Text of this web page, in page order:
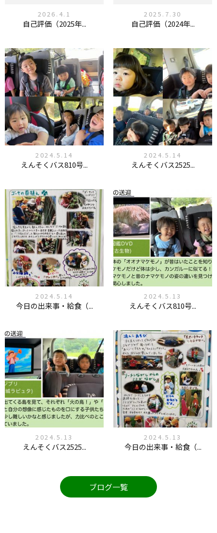
2026.4.1
自己評価（2025年...
2025.7.30
自己評価（2024年...
2024.5.14
えんそくバス810号...
2024.5.14
えんそくバス2525...
2024.5.14
今日の出来事・給食（...
2024.5.13
えんそくバス810号...
2024.5.13
えんそくバス2525...
2024.5.13
今日の出来事・給食（...
ブログ一覧